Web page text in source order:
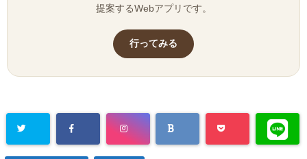
提案するWebアプリです。
行ってみる